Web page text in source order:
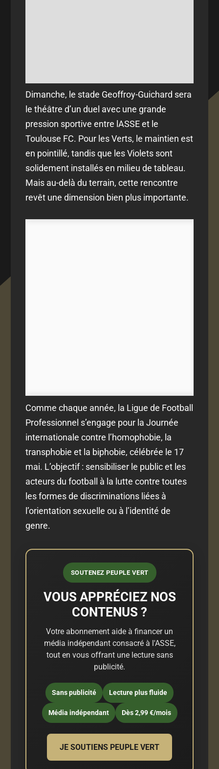
Dimanche, le stade Geoffroy-Guichard sera
le théâtre d’un duel avec une grande
pression sportive entre lASSE et le
Toulouse FC. Pour les Verts, le maintien est
en pointillé, tandis que les Violets sont
solidement installés en milieu de tableau.
Mais au-delà du terrain, cette rencontre
revêt une dimension bien plus importante.
Comme chaque année, la Ligue de Football
Professionnel s’engage pour la Journée
internationale contre l’homophobie, la
transphobie et la biphobie, célébrée le 17
mai. L’objectif : sensibiliser le public et les
acteurs du football à la lutte contre toutes
les formes de discriminations liées à
l’orientation sexuelle ou à l’identité de
genre.
SOUTENEZ PEUPLE VERT
VOUS APPRÉCIEZ NOS
CONTENUS ?
Votre abonnement aide à financer un
média indépendant consacré à l'ASSE,
tout en vous offrant une lecture sans
publicité.
Sans publicité Lecture plus fluide
Média indépendant Dès 2,99 €/mois
JE SOUTIENS PEUPLE VERT